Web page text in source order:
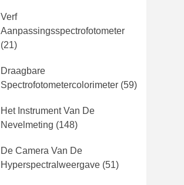
Verf
Aanpassingsspectrofotometer
(21)
Draagbare
Spectrofotometercolorimeter (59)
Het Instrument Van De
Nevelmeting (148)
De Camera Van De
Hyperspectralweergave (51)